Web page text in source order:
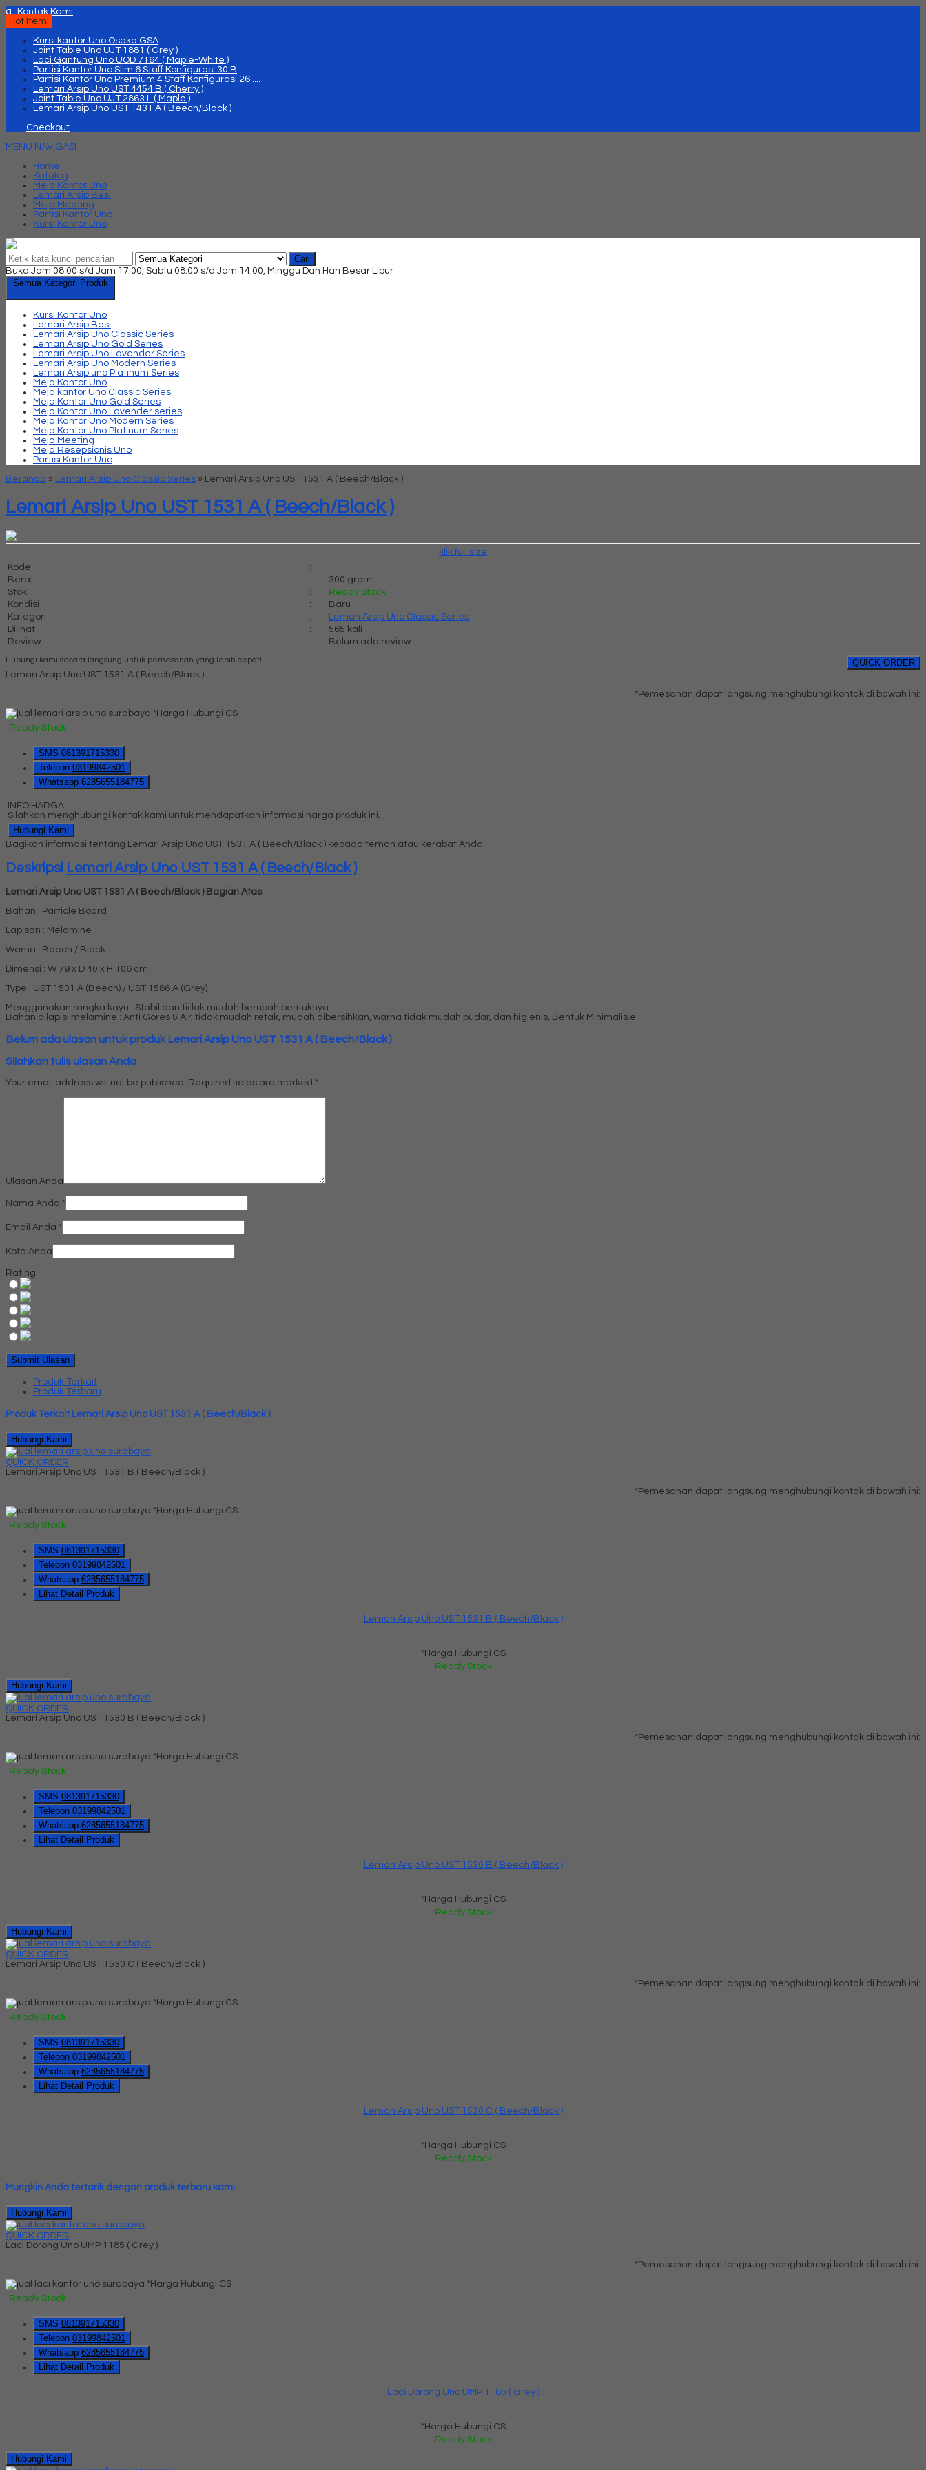
q
Kontak Kami
Hot Item!
Kursi kantor Uno Osaka GSA
Joint Table Uno UJT 1881 ( Grey )
Laci Gantung Uno UOD 7164 ( Maple-White )
Partisi Kantor Uno Slim 6 Staff Konfigurasi 30 B
Partisi Kantor Uno Premium 4 Staff Konfigurasi 26 ....
Lemari Arsip Uno UST 4454 B ( Cherry )
Joint Table Uno UJT 2863 L ( Maple )
Lemari Arsip Uno UST 1431 A ( Beech/Black )
Checkout
MENU NAVIGASI
Home
Katalog
Meja Kantor Uno
Lemari Arsip Besi
Meja Meeting
Partisi Kantor Uno
Kursi Kantor Uno
Cari
Buka Jam 08.00 s/d Jam 17.00, Sabtu 08.00 s/d Jam 14.00, Minggu Dan Hari Besar Libur
Semua Kategori Produk
Kursi Kantor Uno
Lemari Arsip Besi
Lemari Arsip Uno Classic Series
Lemari Arsip Uno Gold Series
Lemari Arsip Uno Lavender Series
Lemari Arsip Uno Modern Series
Lemari Arsip uno Platinum Series
Meja Kantor Uno
Meja kantor Uno Classic Series
Meja Kantor Uno Gold Series
Meja Kantor Uno Lavender series
Meja Kantor Uno Modern Series
Meja Kantor Uno Platinum Series
Meja Meeting
Meja Resepsionis Uno
Partisi Kantor Uno
Beranda » Lemari Arsip Uno Classic Series » Lemari Arsip Uno UST 1531 A ( Beech/Black )
Lemari Arsip Uno UST 1531 A ( Beech/Black )
klik full size
Kode
:
-
Berat
:
300 gram
Stok
:
Ready Stock
Kondisi
:
Baru
Kategori
:
Lemari Arsip Uno Classic Series
Dilihat
:
565 kali
Review
: Belum ada review
QUICK ORDER
Hubungi kami secara langsung untuk pemesanan yang lebih cepat!
Lemari Arsip Uno UST 1531 A ( Beech/Black )
*Pemesanan dapat langsung menghubungi kontak di bawah ini:
*Harga Hubungi CS
Ready Stock
SMS 081391715330
Telepon 03199842501
Whatsapp 6285655184775
INFO HARGA
Silahkan menghubungi kontak kami untuk mendapatkan informasi harga produk ini.
Hubungi Kami
Bagikan informasi tentang Lemari Arsip Uno UST 1531 A ( Beech/Black ) kepada teman atau kerabat Anda.
Deskripsi Lemari Arsip Uno UST 1531 A ( Beech/Black )
Lemari Arsip Uno UST 1531 A ( Beech/Black ) Bagian Atas
Bahan : Particle Board
Lapisan : Melamine
Warna : Beech / Black
Dimensi : W 79 x D 40 x H 106 cm
Type : UST 1531 A (Beech) / UST 1586 A (Grey)
Menggunakan rangka kayu : Stabil dan tidak mudah berubah bentuknya.
Bahan dilapisi melamine : Anti Gores & Air, tidak mudah retak, mudah dibersihkan, warna tidak mudah pudar, dan higienis, Bentuk Minimalis.e
Belum ada ulasan untuk produk Lemari Arsip Uno UST 1531 A ( Beech/Black )
Silahkan tulis ulasan Anda
Your email address will not be published. Required fields are marked *
Ulasan Anda
Nama Anda *
Email Anda *
Kota Anda
Rating
Produk Terkait
Produk Terbaru
Produk Terkait Lemari Arsip Uno UST 1531 A ( Beech/Black )
Hubungi Kami
QUICK ORDER
Lemari Arsip Uno UST 1531 B ( Beech/Black )
*Pemesanan dapat langsung menghubungi kontak di bawah ini:
*Harga Hubungi CS
Ready Stock
SMS 081391715330
Telepon 03199842501
Whatsapp 6285655184775
Lihat Detail Produk
Lemari Arsip Uno UST 1531 B ( Beech/Black )
*Harga Hubungi CS
Ready Stock
Hubungi Kami
QUICK ORDER
Lemari Arsip Uno UST 1530 B ( Beech/Black )
*Pemesanan dapat langsung menghubungi kontak di bawah ini:
*Harga Hubungi CS
Ready Stock
SMS 081391715330
Telepon 03199842501
Whatsapp 6285655184775
Lihat Detail Produk
Lemari Arsip Uno UST 1530 B ( Beech/Black )
*Harga Hubungi CS
Ready Stock
Hubungi Kami
QUICK ORDER
Lemari Arsip Uno UST 1530 C ( Beech/Black )
*Pemesanan dapat langsung menghubungi kontak di bawah ini:
*Harga Hubungi CS
Ready Stock
SMS 081391715330
Telepon 03199842501
Whatsapp 6285655184775
Lihat Detail Produk
Lemari Arsip Uno UST 1530 C ( Beech/Black )
*Harga Hubungi CS
Ready Stock
Mungkin Anda tertarik dengan produk terbaru kami
Hubungi Kami
QUICK ORDER
Laci Dorong Uno UMP 1185 ( Grey )
*Pemesanan dapat langsung menghubungi kontak di bawah ini:
*Harga Hubungi CS
Ready Stock
SMS 081391715330
Telepon 03199842501
Whatsapp 6285655184775
Lihat Detail Produk
Laci Dorong Uno UMP 1185 ( Grey )
*Harga Hubungi CS
Ready Stock
Hubungi Kami